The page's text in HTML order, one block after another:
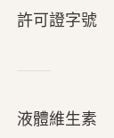
許可證字號
液體維生素